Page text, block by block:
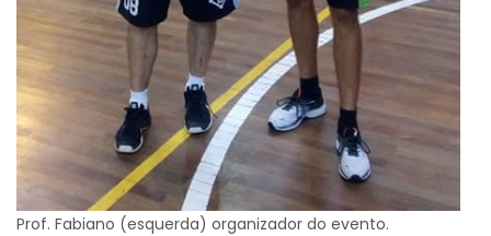
Prof. Fabiano (esquerda) organizador do evento.